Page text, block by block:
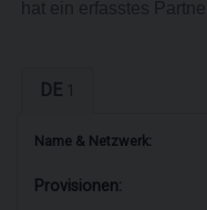
DE
Name & Netzwerk:
Provisionen: